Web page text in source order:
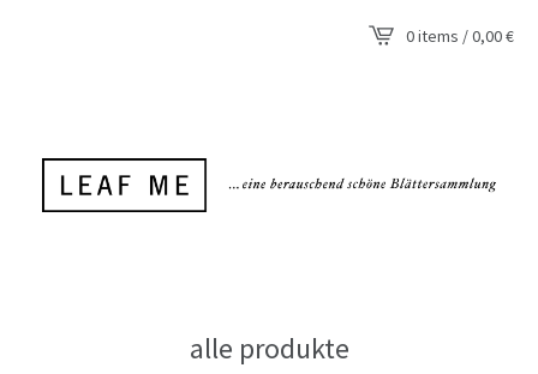
0 items / 0,00€
alle produkte